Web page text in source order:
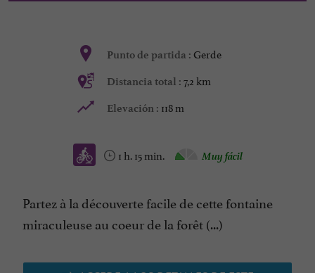
Punto de partida : Gerde
Distancia total : 7,2 km
Elevación : 118 m
1 h. 15 min. Muy fácil
Partez à la découverte facile de cette fontaine
miraculeuse au coeur de la forêt (...)